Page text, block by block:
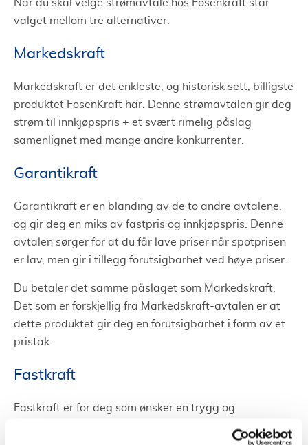
Når du skal velge strømavtale hos Fosenkraft står
valget mellom tre alternativer.
Markedskraft
Markedskraft er det enkleste, og historisk sett, billigste
produktet FosenKraft har. Denne strømavtalen gir deg
strøm til innkjøpspris + et svært rimelig påslag
samenlignet med mange andre konkurrenter.
Garantikraft
Garantikraft er en blanding av de to andre avtalene,
og gir deg en miks av fastpris og innkjøpspris. Denne
avtalen sørger for at du får lave priser når spotprisen
er lav, men gir i tillegg forutsigbarhet ved høye priser.
Du betaler det samme påslaget som Markedskraft.
Det som er forskjellig fra Markedskraft-avtalen er at
dette produktet gir deg en forutsigbarhet i form av et
pristak.
Fastkraft
Fastkraft er for deg som ønsker en trygg og